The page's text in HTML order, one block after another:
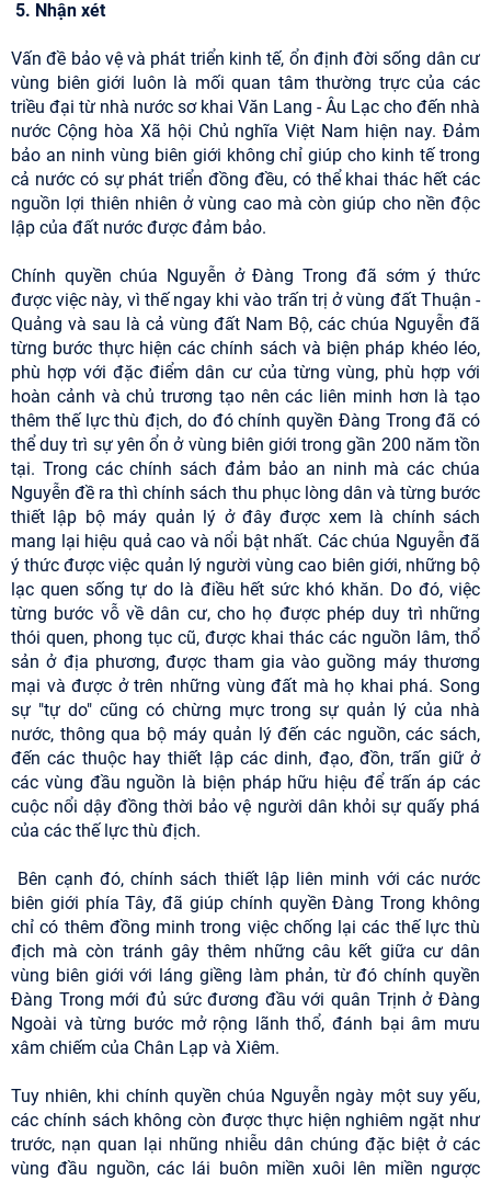
5. Nhận xét
Vấn đề bảo vệ và phát triển kinh tế, ổn định đời sống dân cư
vùng biên giới luôn là mối quan tâm thường trực của các
triều đại từ nhà nước sơ khai Văn Lang - Âu Lạc cho đến nhà
nước Cộng hòa Xã hội Chủ nghĩa Việt Nam hiện nay. Đảm
bảo an ninh vùng biên giới không chỉ giúp cho kinh tế trong
cả nước có sự phát triển đồng đều, có thể khai thác hết các
nguồn lợi thiên nhiên ở vùng cao mà còn giúp cho nền độc
lập của đất nước được đảm bảo.
Chính quyền chúa Nguyễn ở Đàng Trong đã sớm ý thức
được việc này, vì thế ngay khi vào trấn trị ở vùng đất Thuận -
Quảng và sau là cả vùng đất Nam Bộ, các chúa Nguyễn đã
từng bước thực hiện các chính sách và biện pháp khéo léo,
phù hợp với đặc điểm dân cư của từng vùng, phù hợp với
hoàn cảnh và chủ trương tạo nên các liên minh hơn là tạo
thêm thế lực thù địch, do đó chính quyền Đàng Trong đã có
thể duy trì sự yên ổn ở vùng biên giới trong gần 200 năm tồn
tại. Trong các chính sách đảm bảo an ninh mà các chúa
Nguyễn đề ra thì chính sách thu phục lòng dân và từng bước
thiết lập bộ máy quản lý ở đây được xem là chính sách
mang lại hiệu quả cao và nổi bật nhất. Các chúa Nguyễn đã
ý thức được việc quản lý người vùng cao biên giới, những bộ
lạc quen sống tự do là điều hết sức khó khăn. Do đó, việc
từng bước vỗ về dân cư, cho họ được phép duy trì những
thói quen, phong tục cũ, được khai thác các nguồn lâm, thổ
sản ở địa phương, được tham gia vào guồng máy thương
mại và được ở trên những vùng đất mà họ khai phá. Song
sự "tự do" cũng có chừng mực trong sự quản lý của nhà
nước, thông qua bộ máy quản lý đến các nguồn, các sách,
đến các thuộc hay thiết lập các dinh, đạo, đồn, trấn giữ ở
các vùng đầu nguồn là biện pháp hữu hiệu để trấn áp các
cuộc nổi dậy đồng thời bảo vệ người dân khỏi sự quấy phá
của các thế lực thù địch.
Bên cạnh đó, chính sách thiết lập liên minh với các nước
biên giới phía Tây, đã giúp chính quyền Đàng Trong không
chỉ có thêm đồng minh trong việc chống lại các thế lực thù
địch mà còn tránh gây thêm những câu kết giữa cư dân
vùng biên giới với láng giềng làm phản, từ đó chính quyền
Đàng Trong mới đủ sức đương đầu với quân Trịnh ở Đàng
Ngoài và từng bước mở rộng lãnh thổ, đánh bại âm mưu
xâm chiếm của Chân Lạp và Xiêm.
Tuy nhiên, khi chính quyền chúa Nguyễn ngày một suy yếu,
các chính sách không còn được thực hiện nghiêm ngặt như
trước, nạn quan lại nhũng nhiễu dân chúng đặc biệt ở các
vùng đầu nguồn, các lái buôn miền xuôi lên miền ngược